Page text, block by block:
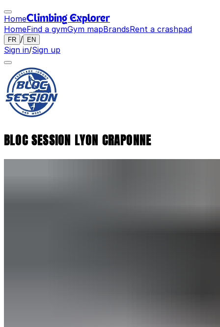
HomeClimbing Explorer
HomeFind a gymGym mapBrandsRent a crashpad
FR / EN
Sign in/Sign up
BLOC SESSION LYON CRAPONNE